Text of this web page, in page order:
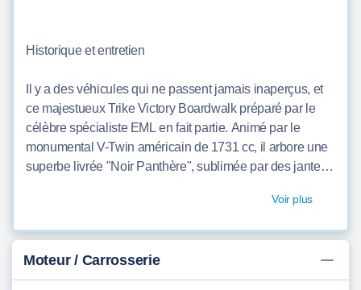
Historique et entretien
Il y a des véhicules qui ne passent jamais inaperçus, et
ce majestueux Trike Victory Boardwalk préparé par le
célèbre spécialiste EML en fait partie. Animé par le
monumental V-Twin américain de 1731 cc, il arbore une
superbe livrée "Noir Panthère", sublimée par des jantes
look ravageur, c'est une véritable machine à voyager :
bagagerie XXL et l'indispensable marche arrière pour
des manœuvres sans effort. TRIKE : VICTORY
BOARDWALK 106 ci EML 1750 - Suréquipé, Marche
Voir plus
Moteur / Carrosserie